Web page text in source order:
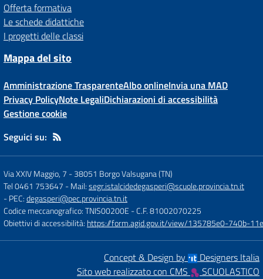
Offerta formativa
Le schede didattiche
I progetti delle classi
Mappa del sito
Amministrazione TrasparenteAlbo onlineInvia una MAD
Privacy PolicyNote LegaliDichiarazioni di accessibilità
Gestione cookie
Seguici su:
Via XXIV Maggio, 7 -38051 Borgo Valsugana (TN)
Tel 0461 753647 - Mail:segr.istalcidedegasperi@scuole.provincia.tn.it
- PEC:degasperi@pec.provincia.tn.it
Codice meccanografico: TNIS00200E - C.F. 81002070225
Obiettivi di accessibilità: https://form.agid.gov.it/view/135785e0-740b-
Concept & Design by
Designers Italia
Sito web realizzato con CMS
SCUOLASTICO